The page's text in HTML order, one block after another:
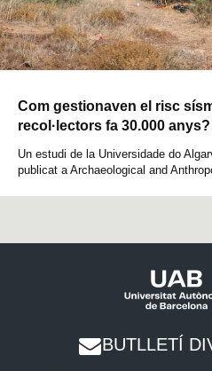
Com gestionaven el risc
recol·lectors fa 30.000 anys?
Un estudi de la Universidade do
publicat a Archaeological and
BUTLLETÍ